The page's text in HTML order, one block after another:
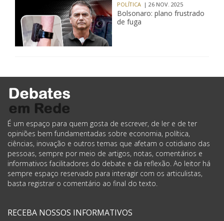
POLÍTICA | 26 NOV. 2025
Bolsonaro: plano frustrado
de fuga
É um espaço para quem gosta de escrever, de ler e de ter
opiniões bem fundamentadas sobre economia, política,
ciências, inovação e outros temas que afetam o cotidiano das
pessoas, sempre por meio de artigos, notas, comentários e
informativos facilitadores do debate e da reflexão. Ao leitor há
sempre espaço reservado para interagir com os articulistas,
basta registrar o comentário ao final do texto.
RECEBA NOSSOS INFORMATIVOS